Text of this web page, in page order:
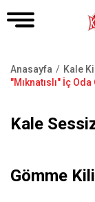
Sayfa
Anasayfa Kale
"Mıknatıslı" İç
Kale
Gömme